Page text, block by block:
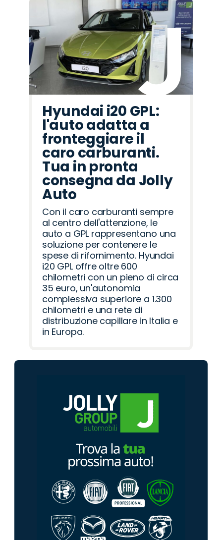
Hyundai i20 GPL:
l'auto adatta a
fronteggiare il
caro carburanti.
Tua in pronta
consegna da Jolly
Auto
Con il caro carburanti sempre
al centro dell'attenzione, le
auto a GPL rappresentano una
soluzione per contenere le
spese di rifornimento. Hyundai
i20 GPL offre oltre 600
chilometri con un pieno di circa
35 euro, un'autonomia
complessiva superiore a 1.300
chilometri e una rete di
distribuzione capillare in Italia e
in Europa.